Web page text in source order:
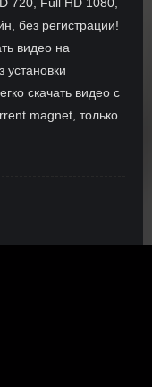
без регистрации!
видео на
скачать видео с
magnet, только